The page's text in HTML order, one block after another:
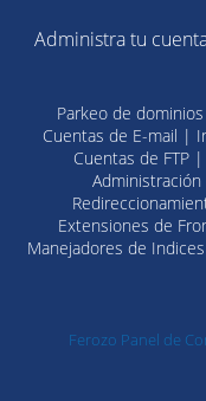
Administra tu
Parkeo de
Cuentas de E-mail |
Cuentas de FTP
Extensiones de
Manejadores de
Ferozo Panel de